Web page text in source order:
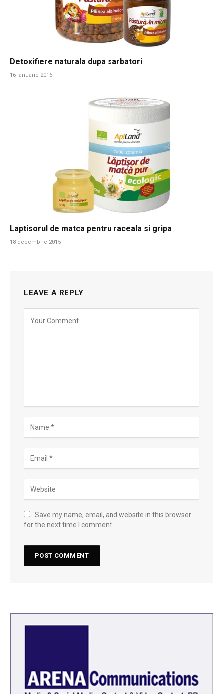
Detoxifiere naturala dupa sarbatori
16 ianuarie 2016
Laptisorul de matca pentru raceala si gripa
18 decembrie 2015
LEAVE A REPLY
Save my name, email, and website in this browser
for the next time I comment.